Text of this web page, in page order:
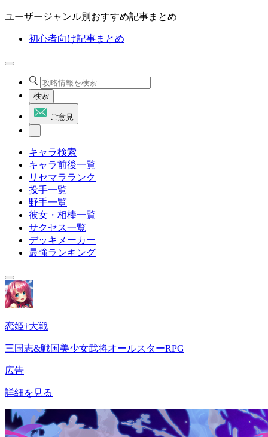
ユーザージャンル別おすすめ記事まとめ
初心者向け記事まとめ
検索
ご意見
キャラ検索
キャラ前後一覧
リセマラランク
投手一覧
野手一覧
彼女・相棒一覧
サクセス一覧
デッキメーカー
最強ランキング
恋姫†大戦
三国志&戦国美少女武将オールスターRPG
広告
詳細を見る